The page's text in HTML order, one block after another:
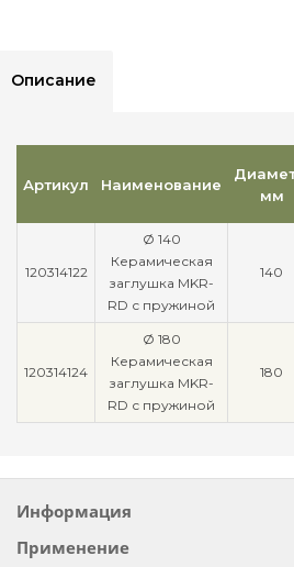
Описание
Артикул Наименование
мм
120314122
Ø 140
Керамическая
заглушка MKR-
RD с пружиной
140
120314124
Ø 180
Керамическая
заглушка MKR-
RD с пружиной
180
Информация
Применение